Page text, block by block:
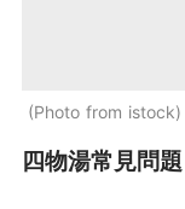
Photo from istock
四物湯常見問題